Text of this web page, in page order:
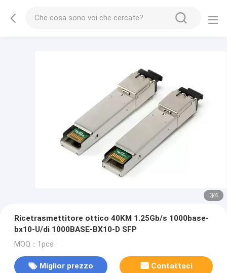
3/4
Ricetrasmettitore ottico 40KM 1.25Gb/s 1000base-
bx10-U/di 1000BASE-BX10-D SFP
MOQ：1pcs
Miglior prezzo Contattaci